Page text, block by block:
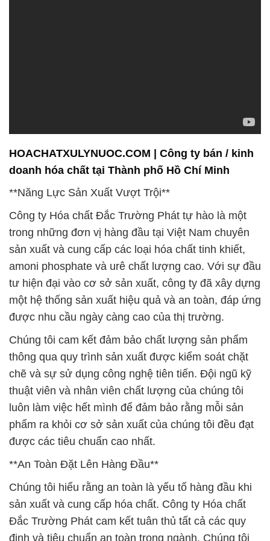
HOACHATXULYNUOC.COM | Công ty bán / kinh
doanh hóa chất tại Thành phố Hồ Chí Minh
**Năng Lực Sản Xuất Vượt Trội**
Công ty Hóa chất Đắc Trường Phát tự hào là một
trong những đơn vị hàng đầu tại Việt Nam chuyên
sản xuất và cung cấp các loại hóa chất tinh khiết,
amoni phosphate và urê chất lượng cao. Với sự đầu
tư hiện đại vào cơ sở sản xuất, công ty đã xây dựng
một hệ thống sản xuất hiệu quả và an toàn, đáp ứng
được nhu cầu ngày càng cao của thị trường.
Chúng tôi cam kết đảm bảo chất lượng sản phẩm
thông qua quy trình sản xuất được kiểm soát chặt
chẽ và sự sử dụng công nghệ tiên tiến. Đội ngũ kỹ
thuật viên và nhân viên chất lượng của chúng tôi
luôn làm việc hết mình để đảm bảo rằng mỗi sản
phẩm ra khỏi cơ sở sản xuất của chúng tôi đều đạt
được các tiêu chuẩn cao nhất.
**An Toàn Đặt Lên Hàng Đầu**
Chúng tôi hiểu rằng an toàn là yếu tố hàng đầu khi
sản xuất và cung cấp hóa chất. Công ty Hóa chất
Đắc Trường Phát cam kết tuân thủ tất cả các quy
định và tiêu chuẩn an toàn trong ngành. Chúng tôi